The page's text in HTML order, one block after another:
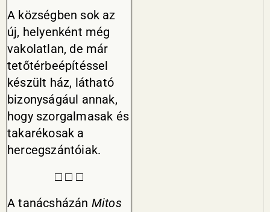
A községben sok az
új, helyenként még
vakolatlan, de már
tetőtérbeépítéssel
készült ház, látható
bizonyságául annak,
hogy szorgalmasak és
takarékosak a
hercegszántóiak.
□ □ □
A tanácsházán Mitos